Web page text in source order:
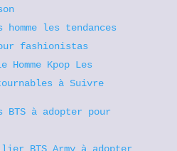
les tendances
fashionistas
Kpop Les
à Suivre
à adopter pour